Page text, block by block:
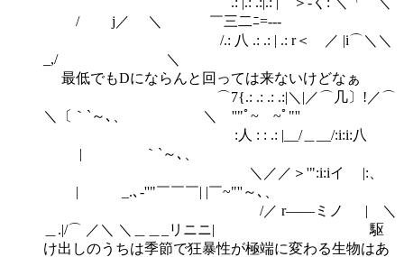
/ j／ ＼ ￣三二ﾆ=---
/.: 八 .: .: | .: r＜ ／ |i⌒＼＼
_,/ ＼
最低でもDにならんと回っては来ないけどなぁ
⌒7{.: .: .: .:|＼|／⌒几〕!／⌒
＼〔｀`～､、 ＼ ''"ﾟ~￣~ﾟ"''
:人 : : .: |__/＿__/:i:i:八
| ｀`～､、
＼／／＞'":i:iイ |:、
| _.､-''"￣￣￣| |￣~"''～､、
/／ r――ミノ | ＼
＿.|/⌒ ／＼ ＼＿＿_リニニ| 駆
け出しのうちは季節で狂暴性が極端に変わる生物はあ